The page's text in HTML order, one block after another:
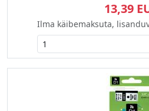
13,39
Ilma käibemaksuta,